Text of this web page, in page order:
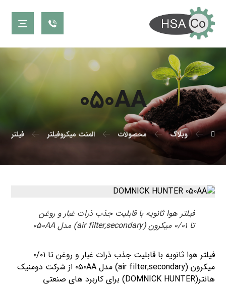
۰۵۰AA
وبلاگ محصولات المنت میکروفیلتر فیلتر
فیلتر هوا ثانویه با قابلیت جذب ذرات غبار و روغن
تا ۰/۰۱ میکرون (air filter,secondary) مدل ۰۵۰AA
فیلتر هوا ثانویه با قابلیت جذب ذرات غبار و روغن تا ۰/۰۱
میکرون (air filter,secondary) مدل ۰۵۰AA از شرکت دومنیک
هانتر(DOMNICK HUNTER) برای کاربرد های صنعتی